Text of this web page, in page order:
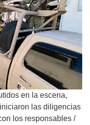
en la escena,
las diligencias
los responsables /